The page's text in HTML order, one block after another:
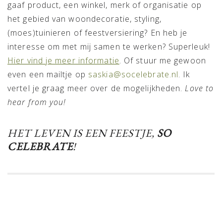
gaaf product, een winkel, merk of organisatie op
het gebied van woondecoratie, styling,
(moes)tuinieren of feestversiering? En heb je
interesse om met mij samen te werken? Superleuk!
Hier vind je meer informatie. Of stuur me gewoon
even een mailtje op saskia@socelebrate.nl. Ik
vertel je graag meer over de mogelijkheden.Love to
hear from you!
HET LEVEN IS EEN FEESTJE, SO
CELEBRATE!